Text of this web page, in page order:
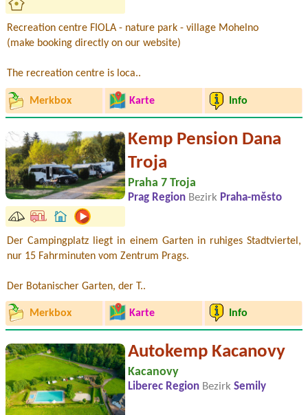
Recreation centre FIOLA - nature park - village Mohelno
(make booking directly on our website)
The recreation centre is loca..
Merkbox Karte Info
Kemp Pension Dana
Troja
Praha 7 Troja
Prag Region Bezirk Praha-město
Der Campingplatz liegt in einem Garten in ruhiges Stadtviertel,
nur 15 Fahrminuten vom Zentrum Prags.
Der Botanischer Garten, der T..
Merkbox Karte Info
Autokemp Kacanovy
Kacanovy
Liberec Region Bezirk Semily